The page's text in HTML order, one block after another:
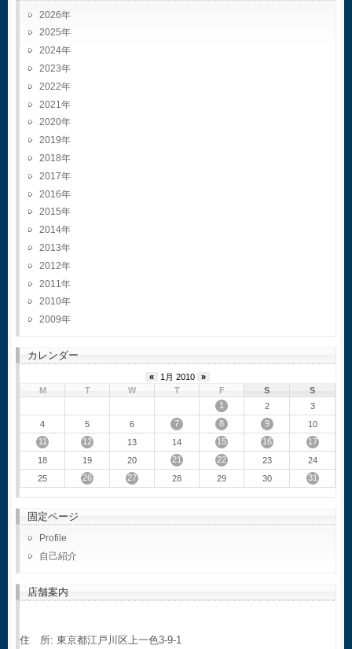
2026
2025
2024
2023
2022
2021
2020
2019
2018
2017
2016
2015
2014
2013
2012
2011
2010
2009
カレンダー
« 1月 2010
»
M
T W T F S
S
1
2
3
4
5 6 7 8 9
10
11
12 13 14 15 16
17
18
19 20 21 22 23
24
25
26 27 28 29 30 31
固定ページ
Profile
自己紹介
店舗案内
住 所: 東京都江戸川区上一色3-9-1